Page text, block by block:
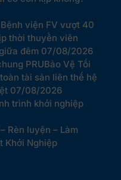
viện FV vượt 40
thời thuyền viên
đêm 07/08/2026
PRUBảo Vệ Tối
tài sản liên thế hệ
07/08/2026
trình khởi nghiệp
Rèn luyện – Làm
Khởi Nghiệp